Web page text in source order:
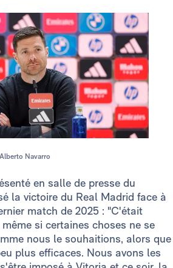
Alberto Navarro
en salle de presse du
la victoire du Real Madrid face à
match de 2025 : "C'était
si certaines choses ne se
nous le souhaitions, alors que
plus efficaces. Nous avons les